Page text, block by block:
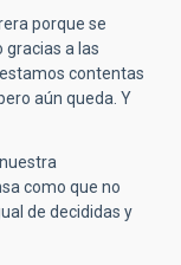
porque se
gracias a las
contentas
aún queda. Y
como que no
de decididas y